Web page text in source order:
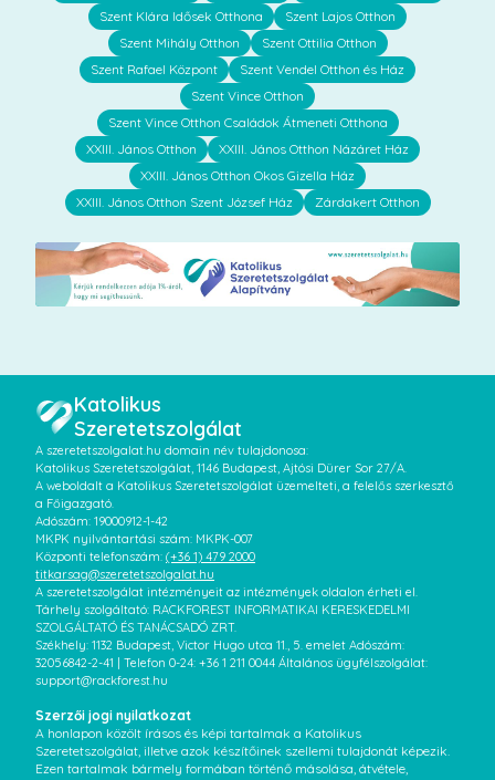
Szent Klára Idősek Otthona
Szent Lajos Otthon
Szent Mihály Otthon
Szent Ottilia Otthon
Szent Rafael Központ
Szent Vendel Otthon és Ház
Szent Vince Otthon
Szent Vince Otthon Családok Átmeneti Otthona
XXIII. János Otthon
XXIII. János Otthon Názáret Ház
XXIII. János Otthon Okos Gizella Ház
XXIII. János Otthon Szent József Ház
Zárdakert Otthon
Katolikus
Szeretetszolgálat
A szeretetszolgalat.hu domain név tulajdonosa:
Katolikus Szeretetszolgálat, 1146 Budapest, Ajtósi Dürer Sor 27/A.
A weboldalt a Katolikus Szeretetszolgálat üzemelteti, a felelős szerkesztő
a Főigazgató.
Adószám: 19000912-1-42
MKPK nyilvántartási szám: MKPK-007
Központi telefonszám: (+36 1) 479 2000
titkarsag@szeretetszolgalat.hu
A szeretetszolgálat intézményeit az intézmények oldalon érheti el.
Tárhely szolgáltató: RACKFOREST INFORMATIKAI KERESKEDELMI
SZOLGÁLTATÓ ÉS TANÁCSADÓ ZRT.
Székhely: 1132 Budapest, Victor Hugo utca 11., 5. emelet Adószám:
32056842-2-41 | Telefon 0-24: +36 1 211 0044 Általános ügyfélszolgálat:
support@rackforest.hu
Szerzői jogi nyilatkozat
A honlapon közölt írásos és képi tartalmak a Katolikus
Szeretetszolgálat, illetve azok készítőinek szellemi tulajdonát képezik.
Ezen tartalmak bármely formában történő másolása, átvétele,